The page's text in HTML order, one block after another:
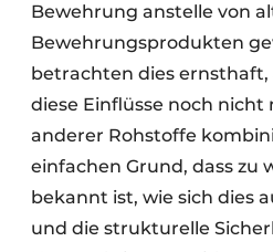
Bewehrung anstelle von
Bewehrungsprodukten
betrachten dies
diese Einflüsse noch nicht
anderer Rohstoffe
einfachen Grund, dass zu
bekannt ist, wie sich dies
und die strukturelle